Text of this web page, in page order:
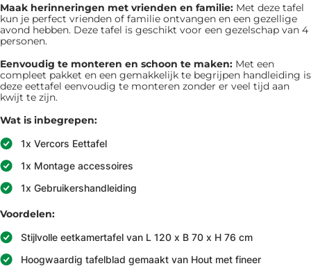
Maak herinneringen met vrienden en familie: Met deze tafel
kun je perfect vrienden of familie ontvangen en een gezellige
avond hebben. Deze tafel is geschikt voor een gezelschap van 4
personen.
Eenvoudig te monteren en schoon te maken: Met een
compleet pakket en een gemakkelijk te begrijpen handleiding is
deze eettafel eenvoudig te monteren zonder er veel tijd aan
kwijt te zijn.
Wat is inbegrepen:
1x Vercors Eettafel
1x Montage accessoires
1x Gebruikershandleiding
Voordelen:
Stijlvolle eetkamertafel van L 120 x B 70 x H 76 cm
Hoogwaardig tafelblad gemaakt van Hout met fineer